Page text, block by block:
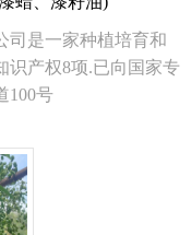
司是一家种植培育和
识产权8项.已向国家专
注册商标"广木蜡”；
100号